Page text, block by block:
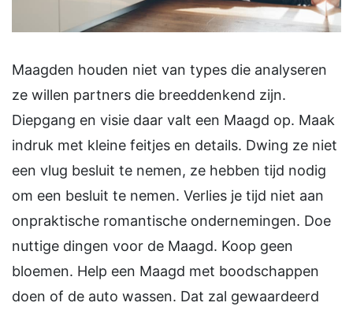
Maagden houden niet van types die analyseren
ze willen partners die breeddenkend zijn.
Diepgang en visie daar valt een Maagd op. Maak
indruk met kleine feitjes en details. Dwing ze niet
een vlug besluit te nemen, ze hebben tijd nodig
om een besluit te nemen. Verlies je tijd niet aan
onpraktische romantische ondernemingen. Doe
nuttige dingen voor de Maagd. Koop geen
bloemen. Help een Maagd met boodschappen
doen of de auto wassen. Dat zal gewaardeerd